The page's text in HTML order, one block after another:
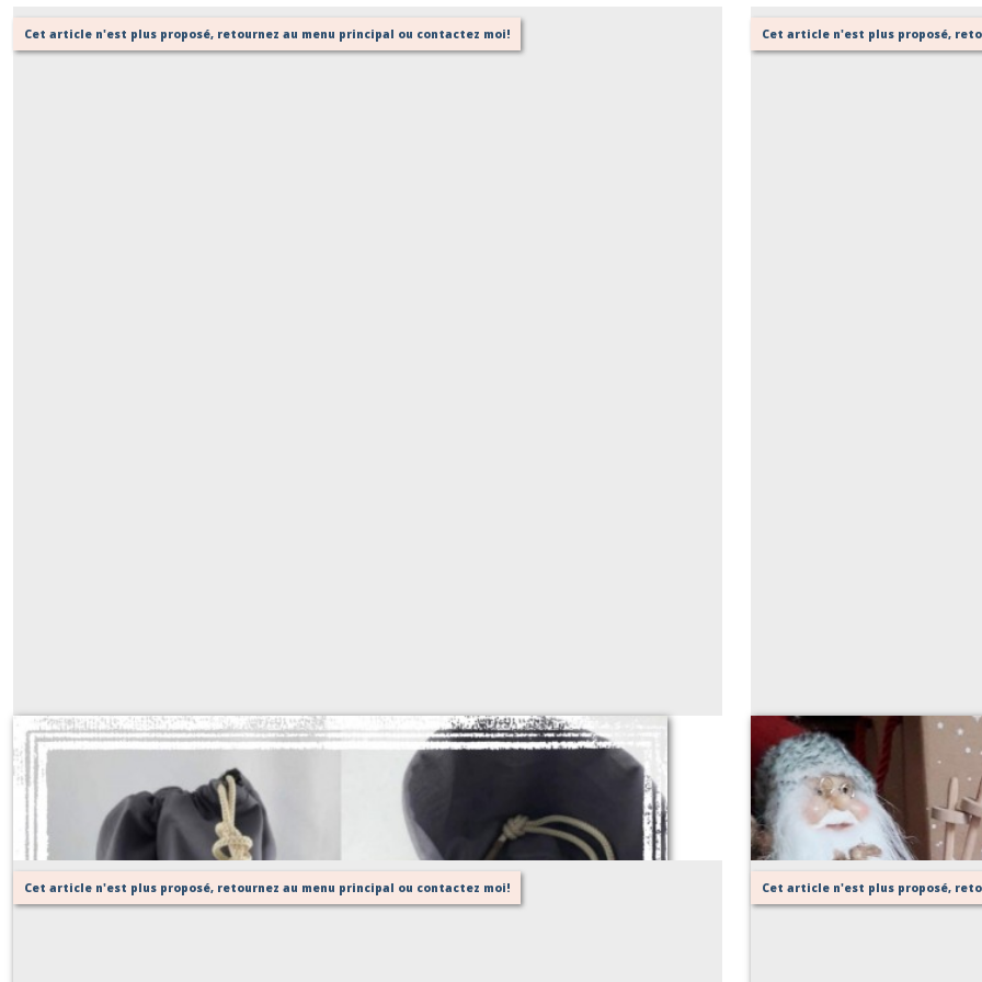
Cet article n'est plus proposé, retournez au menu principal ou contactez moi!
Jules pour ces Messieurs
Cet article n'est plus proposé,
Cet article n'est plus proposé, retournez au menu principal ou contactez moi! Cet article n'est plus proposé,